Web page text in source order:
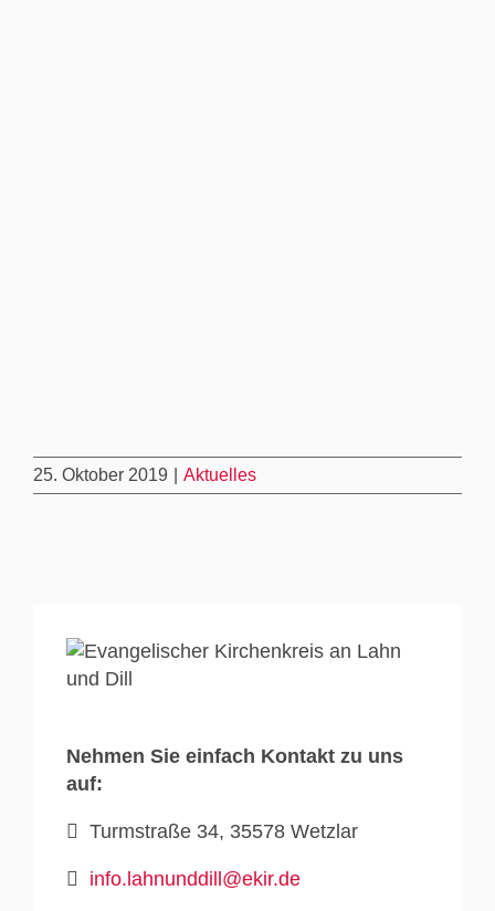
25. Oktober 2019 Aktuelles
Nehmen Sie einfach Kontakt zu uns
auf:
Turmstraße 34, 35578 Wetzlar
info.lahnunddill@ekir.de